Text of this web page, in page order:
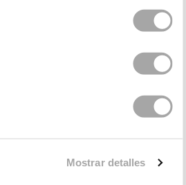
Mostrar detalles